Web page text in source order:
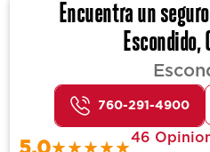
Encuentra un
Escondido,
760-291-4900
46